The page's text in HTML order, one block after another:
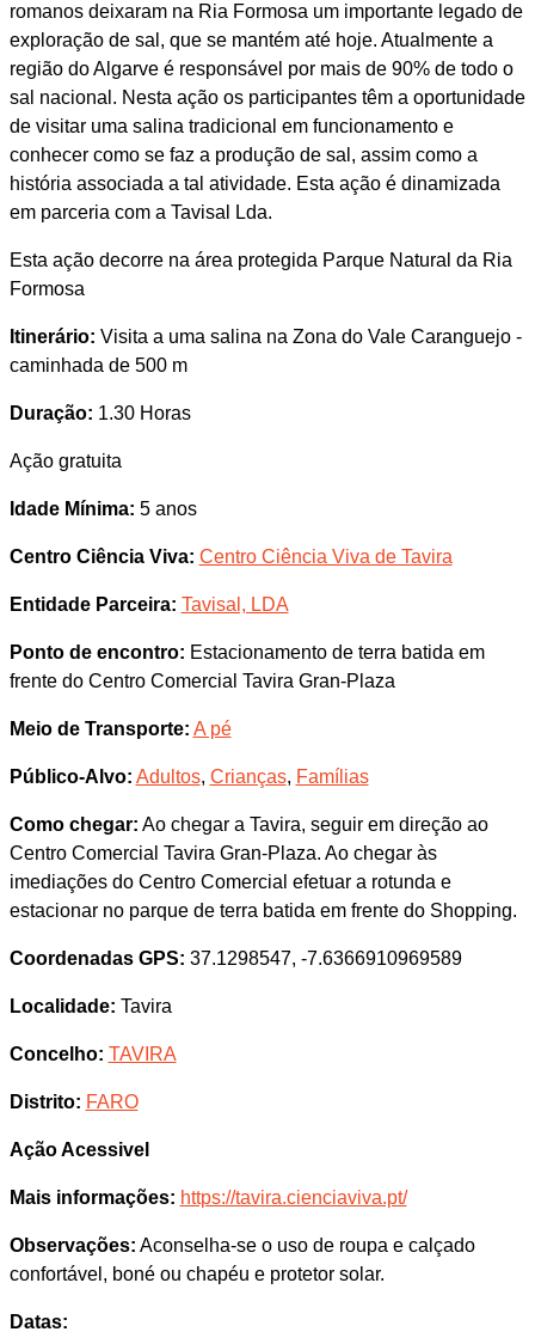
romanos deixaram na Ria Formosa um importante legado de
exploração de sal, que se mantém até hoje. Atualmente a
região do Algarve é responsável por mais de 90% de todo o
sal nacional. Nesta ação os participantes têm a oportunidade
de visitar uma salina tradicional em funcionamento e
conhecer como se faz a produção de sal, assim como a
história associada a tal atividade. Esta ação é dinamizada
em parceria com a Tavisal Lda.
Esta ação decorre na área protegida Parque Natural da Ria
Formosa
Itinerário: Visita a uma salina na Zona do Vale Caranguejo -
caminhada de 500 m
Duração: 1.30 Horas
Ação gratuita
Idade Mínima: 5 anos
Centro Ciência Viva: Centro Ciência Viva de Tavira
Entidade Parceira: Tavisal, LDA
Ponto de encontro: Estacionamento de terra batida em
frente do Centro Comercial Tavira Gran-Plaza
Meio de Transporte: A pé
Público-Alvo: Adultos, Crianças, Famílias
Como chegar: Ao chegar a Tavira, seguir em direção ao
Centro Comercial Tavira Gran-Plaza. Ao chegar às
imediações do Centro Comercial efetuar a rotunda e
estacionar no parque de terra batida em frente do Shopping.
Coordenadas GPS: 37.1298547, -7.6366910969589
Localidade: Tavira
Concelho: TAVIRA
Distrito: FARO
Ação Acessivel
Mais informações: https://tavira.cienciaviva.pt/
Observações: Aconselha-se o uso de roupa e calçado
confortável, boné ou chapéu e protetor solar.
Datas: